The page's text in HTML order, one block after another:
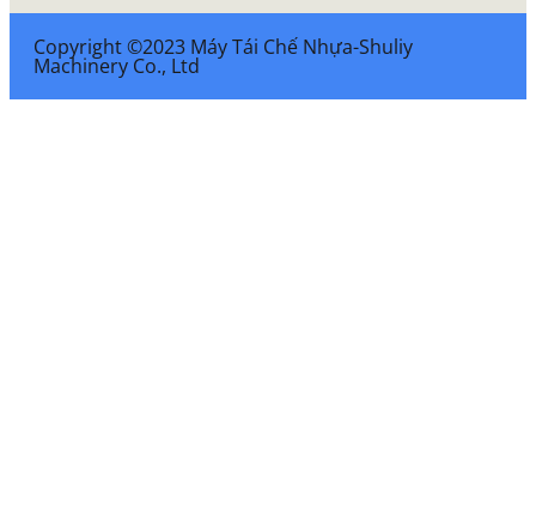
Copyright ©2023 Máy Tái Chế Nhựa-Shuliy
Machinery Co., Ltd